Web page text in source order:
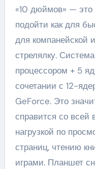
«10 дюймов» — это
подойти как для
для компанейской
стрелялку.
процессором + 5
сочетании с 12-
GeForce. Это
справится со всей
нагрузкой по
страниц, чтению
играми. Планшет